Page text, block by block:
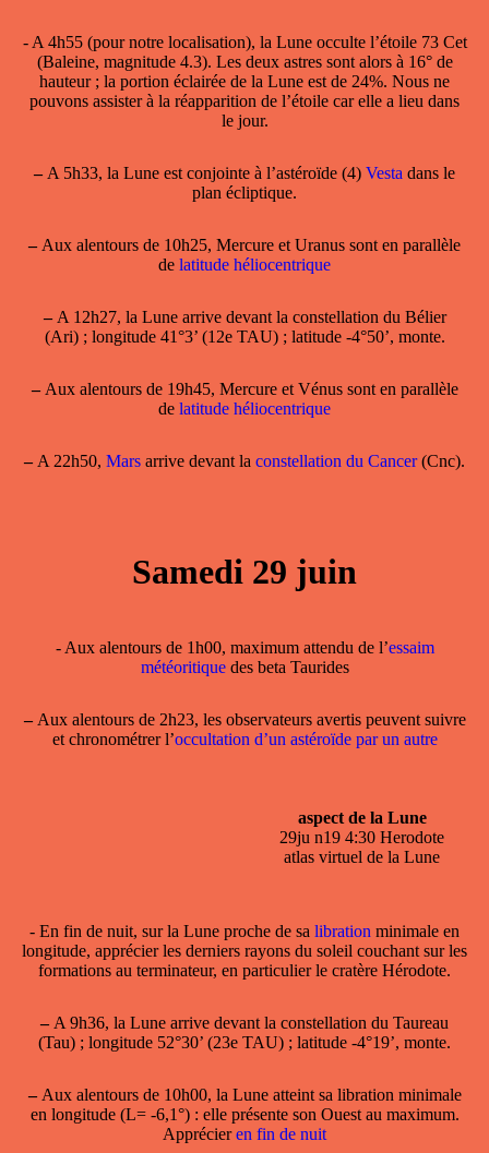
- A 4h55 (pour notre localisation), la Lune occulte l’étoile73 Cet
(Baleine, magnitude 4.3). Les deux astres sont alors à 16° de
hauteur ; la portion éclairée de la Lune est de 24%. Nous ne
pouvons assister à la réapparition de l’étoile car elle a lieu dans
le jour.
–A 5h33, la Lune est conjointe à l’astéroïde (4) Vesta dans le
plan écliptique.
–Aux alentours de 10h25, Mercure et Uranus sont en parallèle
de latitude héliocentrique
–A 12h27, la Lune arrive devant la constellation du Bélier
(Ari) ; longitude 41°3’ (12e TAU) ; latitude -4°50’, monte.
–Aux alentours de 19h45, Mercure et Vénus sont en parallèle
de latitude héliocentrique
–A 22h50, Mars arrive devant la constellation du Cancer(Cnc).
Samedi 29 juin
- Aux alentours de 1h00, maximum attendu de l’essaim
météoritiquedes beta Taurides
–Aux alentours de 2h23, les observateurs avertis peuvent suivre
et chronométrer l’occultation d’un astéroïde par un autre
aspect de la Lune
29ju n19 4:30 Herodote
atlas virtuel de la Lune
- En fin de nuit, sur la Lune proche de sa libration minimale en
longitude, apprécier les derniers rayons du soleil couchant sur les
formations au terminateur, en particulier le cratère Hérodote.
–A 9h36, la Lune arrive devant la constellation du Taureau
(Tau) ; longitude 52°30’ (23e TAU) ; latitude -4°19’, monte.
–Aux alentours de 10h00, la Lune atteint sa libration minimale
en longitude(L= -6,1°) : elle présente son Ouest au maximum.
Apprécieren fin de nuit